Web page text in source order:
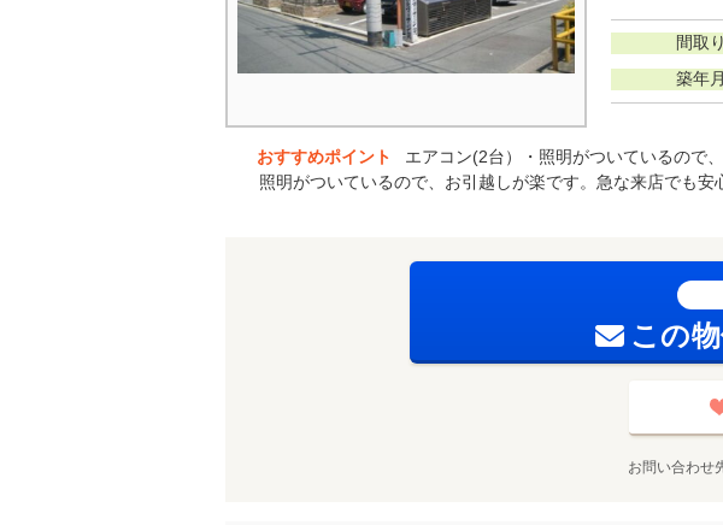
間取り
築年月
おすすめポイント
エアコン(2台）・照明がついているので
照明がついているので、お引越しが楽です。急な来店でも
この
お問い合わせ